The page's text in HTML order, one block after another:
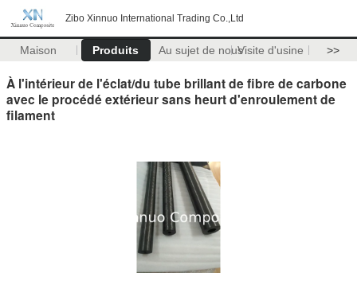
Zibo Xinnuo International Trading Co.,Ltd
Maison Produits Au sujet de nousVisite d'usine >>
À l'intérieur de l'éclat/du tube brillant de fibre de carbone
avec le procédé extérieur sans heurt d'enroulement de
filament